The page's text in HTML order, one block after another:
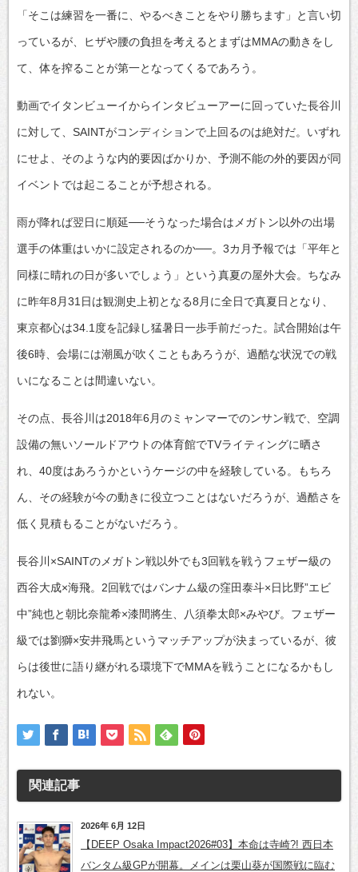
「そこは練習を一番に、やるべきことをやり勝ちます」と言い切
っているが、ヒザや腰の負担を考えるとまずはMMAの動きをし
て、体を搾ることが第一となってくるであろう。
動画でイタンビューイからインタビューアーに回っていた長谷川
に対して、SAINTがコンディションで上回るのは絶対だ。いずれ
にせよ、そのような内的要因ばかりか、予測不能の外的要因が同
イベントでは起こることが予想される。
雨が降れば翌日に順延──そうなった場合はメガトン以外の出場
選手の体重はいかに設定されるのか──。3カ月予報では「平年と
同様に晴れの日が多いでしょう」という真夏の屋外大会。ちなみ
に昨年8月31日は観測史上初となる8月に全日で真夏日となり、
東京都心は34.1度を記録し猛暑日一歩手前だった。試合開始は午
後6時、会場には潮風が吹くこともあろうが、過酷な状況での戦
いになることは間違いない。
その点、長谷川は2018年6月のミャンマーでのンサン戦で、空調
設備の無いソールドアウトの体育館でTVライティングに晒さ
れ、40度はあろうかというケージの中を経験している。もちろ
ん、その経験が今の動きに役立つことはないだろうが、過酷さを
低く見積もることがないだろう。
長谷川×SAINTのメガトン戦以外でも3回戦を戦うフェザー級の
西谷大成×海飛。2回戦ではバンナム級の窪田泰斗×日比野”エビ
中”純也と朝比奈龍希×漆間將生、八須拳太郎×みやび。フェザー
級では劉獅×安井飛馬というマッチアップが決まっているが、彼
らは後世に語り継がれる環境下でMMAを戦うことになるかもし
れない。
関連記事
2026年 6月 12日
【DEEP Osaka Impact2026#03】本命は寺崎?! 西日本
バンタム級GPが開幕。メインは栗山葵が国際戦に臨む